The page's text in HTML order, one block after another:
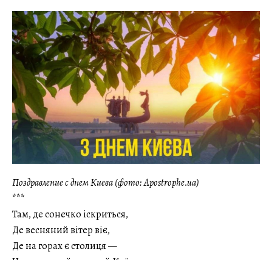
Поздравление с днем Киева (фото: Apostrophe.ua)
***
Там, де сонечко іскриться,
Де весняний вітер віє,
Де на горах є столиця —